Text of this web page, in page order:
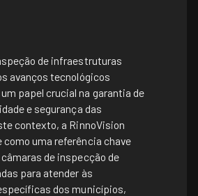
de infraestruturas
avanços tecnológicos
papel crucial na garantia de
e segurança das
contexto, a RinnoVision
uma referência chave
de inspecção de
para atender às
dos municípios,